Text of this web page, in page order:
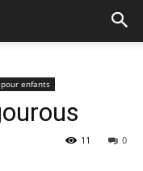
pour enfants
0
11